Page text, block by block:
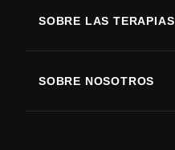
Enfermedad de Parkinson
Artritis
SOBRE LAS TERAPIAS
SOBRE NOSOTROS